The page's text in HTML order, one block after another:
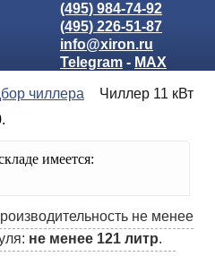
(495) 984-74-92
(495) 226-51-87
info@xiron.ru
Telegram - MAX
чиллера
Чиллер 11 кВт
имеется:
не менее
не менее 121 литр.